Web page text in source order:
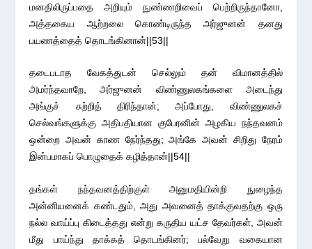
மனதிலிருப்பதை அறியும் நுண்ணறிவைப் பெற்றிருந்தானோ,
அத்தகைய ஆற்றலை கொண்டிருந்த அர்ஜுனன் தனது
பயணத்தைத் தொடங்கினான்||53||
தடைபடாத வேகத்துடன் செல்லும் தன் விமானத்தில்
அமர்ந்தவாறே, அர்ஜுனன் விண்ணுலகங்களை அடைந்து
அங்குச் சுற்றித் திரிந்தான்; அப்போது, விண்ணுலகச்
செல்வங்களுக்கு அதிபதியான குபேரனின் அழகிய நந்தவனம்
ஒன்றை அவன் காண நேர்ந்தது; அங்கே அவன் சிறிது நேரம்
இன்பமாகப் பொழுதைக் கழித்தான்||54||
தங்கள் நந்தவனத்திற்குள் அனுமதியின்றி நுழைந்த
அன்னியனைக் கண்டதும், அது அவனைத் தாக்குவதற்கு ஒரு
நல்ல வாய்ப்பு கிடைத்தது என்று கருதிய யட்ச தேவர்கள், அவன்
மீது பாய்ந்து தாக்கத் தொடங்கினர்; பல்வேறு வகையான